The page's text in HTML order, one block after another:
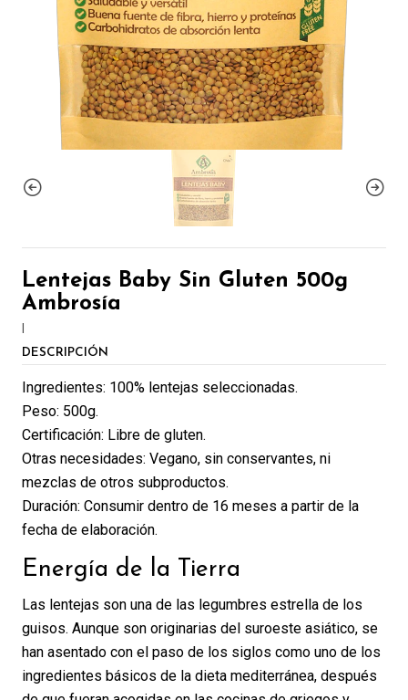
Lentejas Baby Sin Gluten 500g
Ambrosía
|
DESCRIPCIÓN
Ingredientes: 100% lentejas seleccionadas.
Peso: 500g.
Certificación: Libre de gluten.
Otras necesidades: Vegano, sin conservantes, ni
mezclas de otros subproductos.
Duración: Consumir dentro de 16 meses a partir de la
fecha de elaboración.
Energía de la Tierra
Las lentejas son una de las legumbres estrella de los
guisos. Aunque son originarias del suroeste asiático, se
han asentado con el paso de los siglos como uno de los
ingredientes básicos de la dieta mediterránea, después